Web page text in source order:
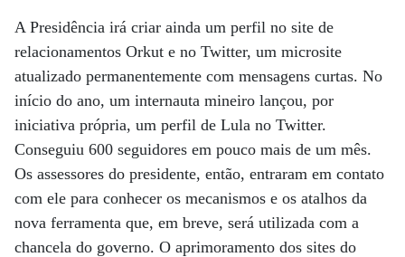
A Presidência irá criar ainda um perfil no site de
relacionamentos Orkut e no Twitter, um microsite
atualizado permanentemente com mensagens curtas. No
início do ano, um internauta mineiro lançou, por
iniciativa própria, um perfil de Lula no Twitter.
Conseguiu 600 seguidores em pouco mais de um mês.
Os assessores do presidente, então, entraram em contato
com ele para conhecer os mecanismos e os atalhos da
nova ferramenta que, em breve, será utilizada com a
chancela do governo. O aprimoramento dos sites do